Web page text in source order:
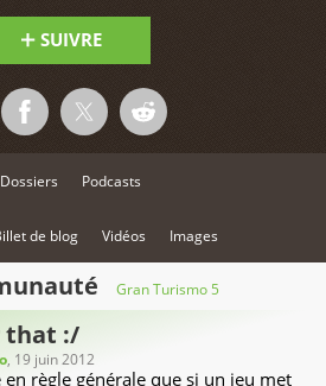
SUIVRE
Dossiers Podcasts
de blog Vidéos Images
Gran Turismo 5
that :/
, 19 juin 2012
en règle générale que si un jeu met